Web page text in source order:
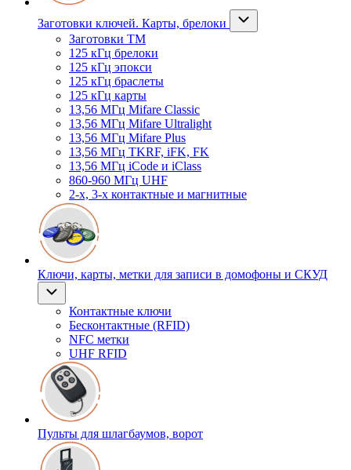
Заготовки ключей. Карты, брелоки
Заготовки ТМ
125 кГц брелоки
125 кГц эпокси
125 кГц браслеты
125 кГц карты
13,56 МГц Mifare Classic
13,56 МГц Mifare Ultralight
13,56 МГц Mifare Plus
13,56 МГц TKRF, iFK, FK
13,56 МГц iCode и iClass
860-960 МГц UHF
2-х, 3-х контактные и магнитные
Ключи, карты, метки для записи в домофоны и СКУД
Контактные ключи
Бесконтактные (RFID)
NFC метки
UHF RFID
Пульты для шлагбаумов, ворот